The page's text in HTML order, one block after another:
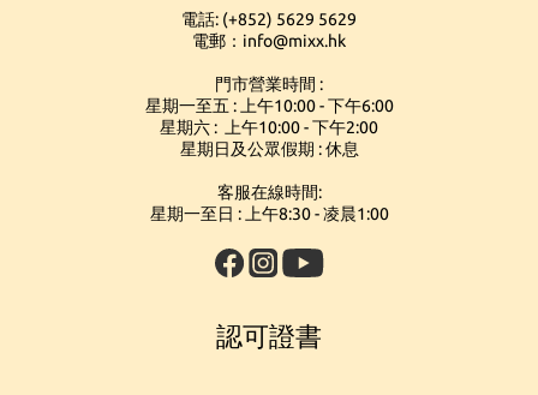
電話: (+852) 5629 5629
電郵：info@mixx.hk
門市營業時間 :
星期一至五 : 上午10:00 - 下午6:00
星期六 : 上午10:00 - 下午2:00
星期日及公眾假期 : 休息
客服在線時間:
星期一至日 : 上午8:30 - 凌晨1:00
認可證書